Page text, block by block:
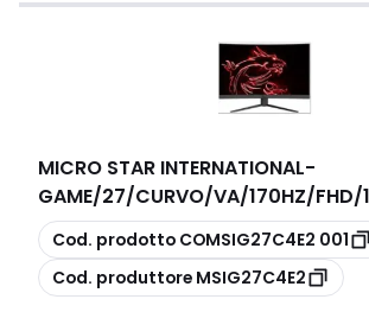
MICRO STAR INTERNATIONAL-
GAME/27/CURVO/VA/170HZ/FHD/
copia
Cod. prodotto
COMSIG27C4E2 001
copia
Cod. produttore MSIG27C4E2